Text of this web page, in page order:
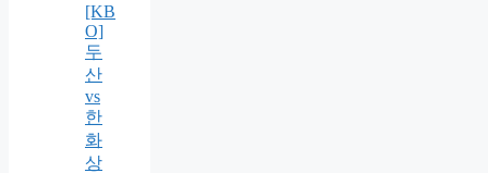
[KB
O]
두
산
vs
한
화
상